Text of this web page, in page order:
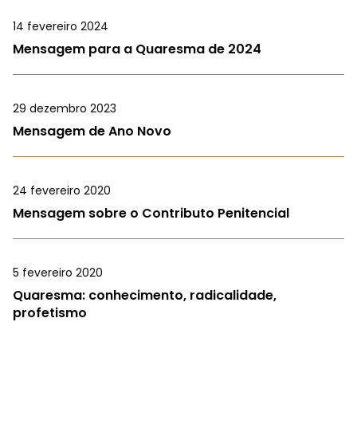
14 fevereiro 2024
Mensagem para a Quaresma de 2024
29 dezembro 2023
Mensagem de Ano Novo
24 fevereiro 2020
Mensagem sobre o Contributo Penitencial
5 fevereiro 2020
Quaresma: conhecimento, radicalidade,
profetismo